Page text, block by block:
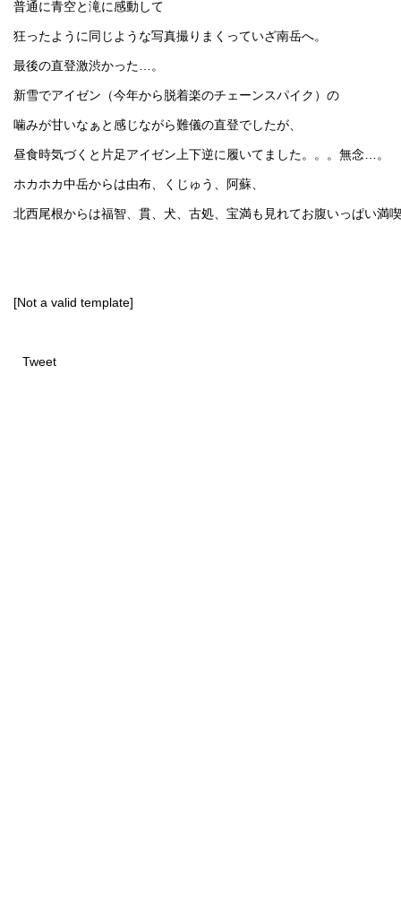
普通に青空と滝に感動して
狂ったように同じような写真撮りまくっていざ南岳へ。
最後の直登激渋かった…。
新雪でアイゼン（今年から脱着楽のチェーンスパイク）の
噛みが甘いなぁと感じながら難儀の直登でしたが、
昼食時気づくと片足アイゼン上下逆に履いてました。。。無念…。
ホカホカ中岳からは由布、くじゅう、阿蘇、
北西尾根からは福智、貫、犬、古処、宝満も見れてお腹いっぱい満
[Not a valid template]
Tweet